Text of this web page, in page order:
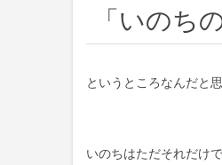
「いのち
というところなんだと思
いのちはただそれだけ